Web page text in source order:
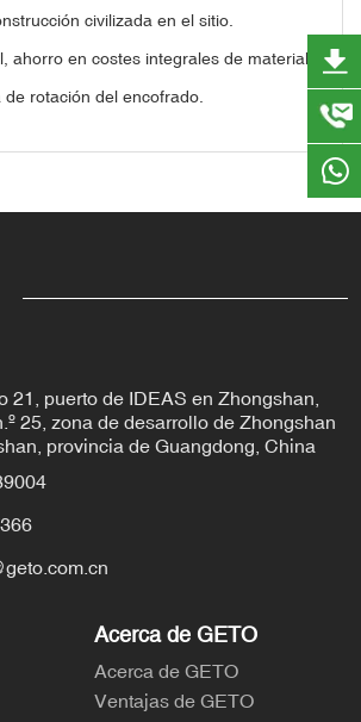
civilizada en el sitio.
ahorro en costes integrales de material.
rotación del encofrado.
21, puerto de IDEAS en Zhongshan,
25, zona de desarrollo de Zhongshan
provincia de Guangdong, China
Acerca de GETO
Acerca de GETO
Ventajas de GETO